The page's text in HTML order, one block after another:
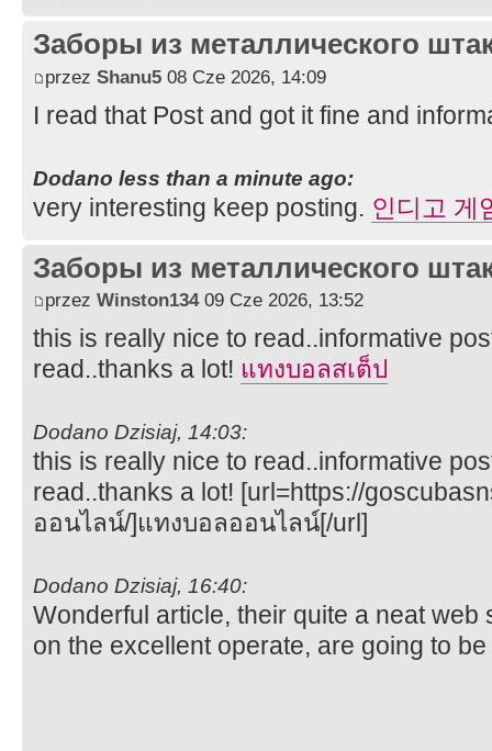
Заборы из металлического
przez Shanu5 08 Cze 2026, 14:09
I read that Post and got it fine and
Dodano less than a minute ago:
very interesting keep posting. 인디고 게
Заборы из металлического
przez Winston13409 Cze 2026, 13:52
this is really nice to read..informative
read..thanks a lot! แทงบอลสเต็ป
Dodano Dzisiaj, 14:03:
this is really nice to read..informative
read..thanks a lot! [url=https://
ออนไลน์/]แทงบอลออนไลน์[/url]
Dodano Dzisiaj, 16:40:
Wonderful article, their quite a neat web
on the excellent operate, are going to